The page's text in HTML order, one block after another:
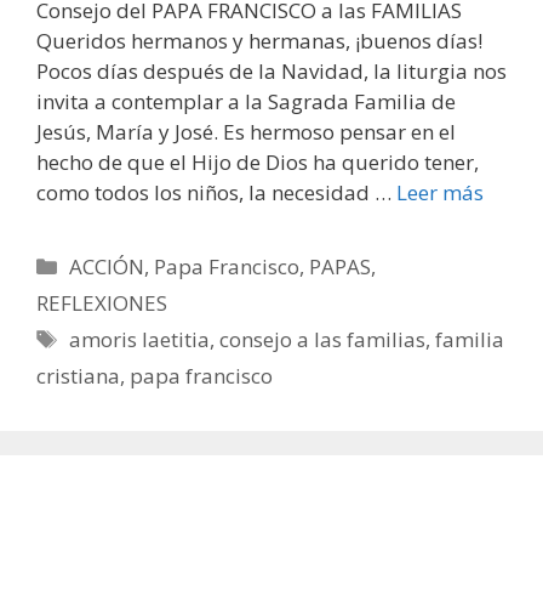
Consejo del PAPA FRANCISCO a las FAMILIAS
Queridos hermanos y hermanas, ¡buenos días!
Pocos días después de la Navidad, la liturgia nos
invita a contemplar a la Sagrada Familia de
Jesús, María y José. Es hermoso pensar en el
hecho de que el Hijo de Dios ha querido tener,
como todos los niños, la necesidad … Leer más
Categorías
ACCIÓN, Papa Francisco, PAPAS,
REFLEXIONES
Etiquetas
amoris laetitia,consejo a las familias,familia
cristiana, papa francisco